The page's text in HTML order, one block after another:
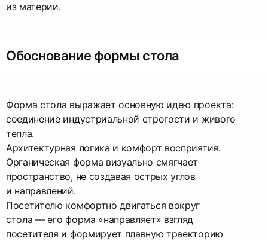
из материи.
Обоснование формы стола
Форма стола выражает основную идею проекта:
соединение индустриальной строгости и живого
тепла.
Архитектурная логика и комфорт восприятия.
Органическая форма визуально смягчает
пространство, не создавая острых углов
и направлений.
Посетителю комфортно двигаться вокруг
стола — его форма «направляет» взгляд
посетителя и формирует плавную траекторию